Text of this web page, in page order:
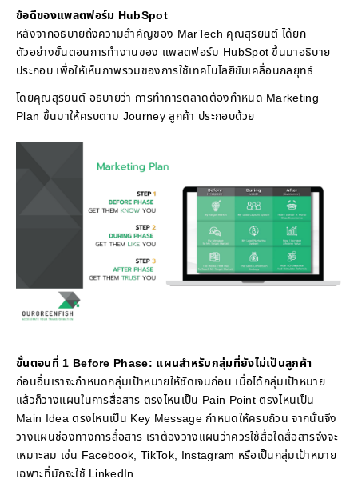
ข้อดีของแพลตฟอร์ม HubSpot
หลังจากอธิบายถึงความสำคัญของ MarTech คุณสุริยนต์ ได้ยก
ตัวอย่างขั้นตอนการทำงานของ แพลตฟอร์ม HubSpot ขึ้นมาอธิบาย
ประกอบ เพื่อให้เห็นภาพรวมของการใช้เทคโนโลยีขับเคลื่อนกลยุทธ์
โดยคุณสุริยนต์ อธิบายว่า การทำการตลาดต้องกำหนด Marketing
Plan ขึ้นมาให้ครบตาม Journey ลูกค้า ประกอบด้วย
ขั้นตอนที่ 1 Before Phase: แผนสำหรับกลุ่มที่ยังไม่เป็นลูกค้า
ก่อนอื่นเราจะกำหนดกลุ่มเป้าหมายให้ชัดเจนก่อน เมื่อได้กลุ่มเป้าหมาย
แล้วก็วางแผนในการสื่อสาร ตรงไหนเป็น Pain Point ตรงไหนเป็น
Main Idea ตรงไหนเป็น Key Message กำหนดให้ครบถ้วน จากนั้นจึง
วางแผนช่องทางการสื่อสาร เราต้องวางแผนว่าควรใช้สื่อใดสื่อสารจึงจะ
เหมาะสม เช่น Facebook, TikTok, Instagram หรือเป็นกลุ่มเป้าหมาย
เฉพาะที่มักจะใช้ LinkedIn